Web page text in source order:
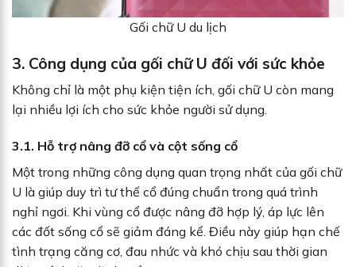
Gối chữ U du lịch
3. Công dụng của gối chữ U đối với sức khỏe
Không chỉ là một phụ kiện tiện ích, gối chữ U còn mang
lại nhiều lợi ích cho sức khỏe người sử dụng.
3.1. Hỗ trợ nâng đỡ cổ và cột sống cổ
Một trong những công dụng quan trọng nhất của gối chữ
U là giúp duy trì tư thế cổ đúng chuẩn trong quá trình
nghỉ ngơi. Khi vùng cổ được nâng đỡ hợp lý, áp lực lên
các đốt sống cổ sẽ giảm đáng kể. Điều này giúp hạn chế
tình trạng căng cơ, đau nhức và khó chịu sau thời gian